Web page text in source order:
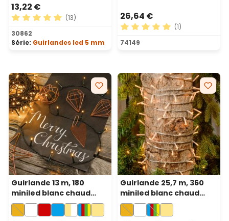
13,22 €
Note moyenne de 5 sur 5 étoiles
(13)
30862
Série: Guirlandes led 5 mm
26,64 €
Note moyenne de 5 sur 5
(1)
74149
Guirlande 13 m, 180
miniled blanc chaud
traditionnel, câble vert
Guirlande 25,7 m, 360
miniled blanc chaud
traditionnel, câble
transparent